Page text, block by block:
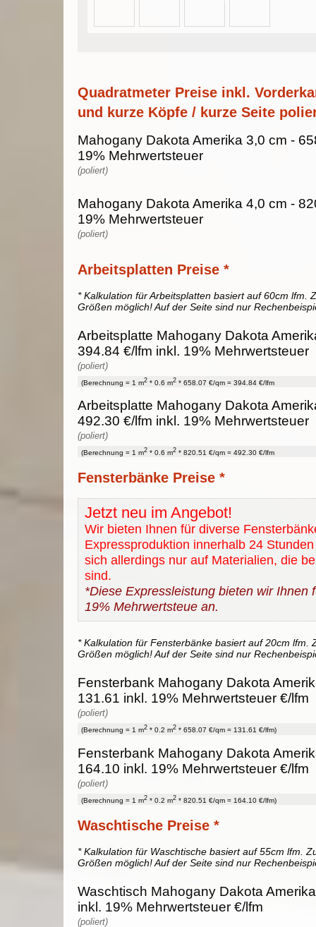
Quadratmeter Preise inkl.
und kurze Köpfe / kurze Seite
Mahogany Dakota Amerika 3,0 cm -
19% Mehrwertsteuer
(poliert)
Mahogany Dakota Amerika 4,0 cm -
19% Mehrwertsteuer
(poliert)
Arbeitsplatten Preise *
* Kalkulation für Arbeitsplatten basiert auf 60cm lfm.
Größen möglich! Auf der Seite sind nur
Arbeitsplatte Mahogany Dakota
394.84 €/lfm inkl. 19% Mehrwertsteuer
(poliert)
(Berechnung = 1 m2 * 0.6 m2 * 658.07 €/qm = 394.84 €/lfm
Arbeitsplatte Mahogany Dakota
492.30 €/lfm inkl. 19% Mehrwertsteuer
(poliert)
(Berechnung = 1 m2 * 0.6 m2 * 820.51 €/qm = 492.30 €/lfm
Fensterbänke Preise *
Jetzt neu im Angebot!
Wir bieten Ihnen für diverse
Expressproduktion innerhalb 24
sich allerdings nur auf Materialien, die
sind.
*Diese Expressleistung bieten wir Ihnen
19% Mehrwertsteue an.
* Kalkulation für Fensterbänke basiert auf 20cm lfm.
Größen möglich! Auf der Seite sind nur
Fensterbank Mahogany Dakota
131.61 inkl. 19% Mehrwertsteuer €/lfm
(poliert)
(Berechnung = 1 m2 * 0.2 m2 * 658.07 €/qm = 131.61 €/lfm)
Fensterbank Mahogany Dakota
164.10 inkl. 19% Mehrwertsteuer €/lfm
(poliert)
(Berechnung = 1 m2 * 0.2 m2 * 820.51 €/qm = 164.10 €/lfm)
Waschtische Preise *
* Kalkulation für Waschtische basiert auf 55cm lfm.
Größen möglich! Auf der Seite sind nur
Waschtisch Mahogany Dakota
inkl. 19% Mehrwertsteuer €/lfm
(poliert)